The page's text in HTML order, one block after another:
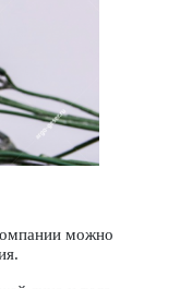
можно